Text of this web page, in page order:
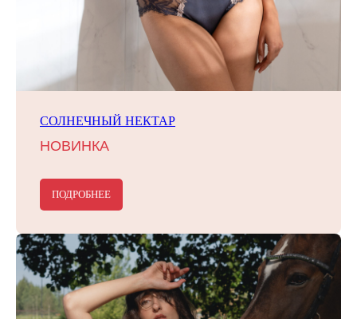
СОЛНЕЧНЫЙ НЕКТАР
НОВИНКА
ПОДРОБНЕЕ